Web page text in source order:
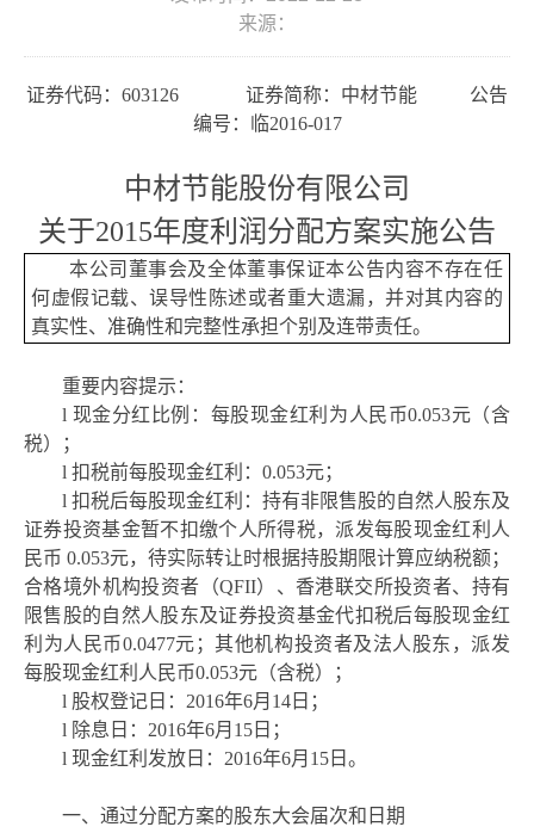
来源：
证券代码： 603126 证券简称：中材节能 公告
编号：临2016-017
中材节能股份有限公司
关于2015年度利润分配方案实施公告
本公司董事会及全体董事保证本公告内容不存在任
何虚假记载、误导性陈述或者重大遗漏，并对其内容的
真实性、准确性和完整性承担个别及连带责任。
重要内容提示：
l 现金分红比例：每股现金红利为人民币0.053元（含
税）；
l 扣税前每股现金红利： 0.053元；
l 扣税后每股现金红利：持有非限售股的自然人股东及
证券投资基金暂不扣缴个人所得税，派发每股现金红利人
民币 0.053元，待实际转让时根据持股期限计算应纳税额；
合格境外机构投资者（QFII）、香港联交所投资者、持有
限售股的自然人股东及证券投资基金代扣税后每股现金红
利为人民币0.0477元；其他机构投资者及法人股东，派发
每股现金红利人民币0.053元（含税）；
l 股权登记日： 2016年6月14日；
l 除息日： 2016年6月15日；
l 现金红利发放日： 2016年6月15日。
一、通过分配方案的股东大会届次和日期